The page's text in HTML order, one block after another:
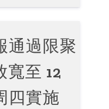
通過限聚
寬至 12
實施